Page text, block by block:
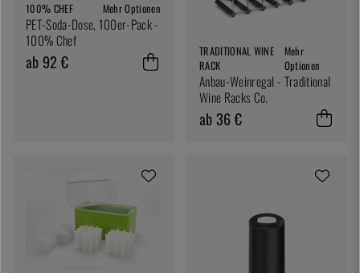
100% CHEF Mehr Optionen
PET-Soda-Dose, 100er-Pack -
100% Chef
ab 92 €
TRADITIONAL WINE
RACK
Mehr
Optionen
Anbau-Weinregal - Traditional
Wine Racks Co.
ab 36 €